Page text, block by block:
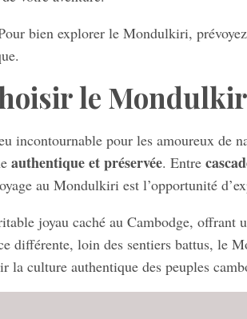
bien explorer le Mondulkiri, prévoyez
le
incontournable pour les amoureux de
authentique et préservée. Entre
au Mondulkiri est l’opportunité
joyau caché au Cambodge, offrant
différente, loin des sentiers battus, le
la culture authentique des peuples